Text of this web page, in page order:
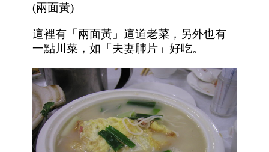
(兩面黃)
這裡有「兩面黃」這道老菜，另外也有
一點川菜，如「夫妻肺片」好吃。